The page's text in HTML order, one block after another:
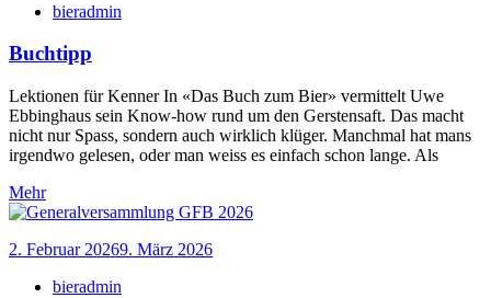
bieradmin
Buchtipp
Lektionen für Kenner In «Das Buch zum Bier» vermittelt Uwe
Ebbinghaus sein Know-how rund um den Gerstensaft. Das macht
nicht nur Spass, sondern auch wirklich klüger. Manchmal hat mans
irgendwo gelesen, oder man weiss es einfach schon lange. Als
Mehr
2. Februar 20269. März 2026
bieradmin